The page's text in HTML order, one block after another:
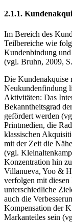
2.1.1.
Im Bereich des
Teilbereiche wie
Kundenbindung
(vgl. Bruhn, 2009,
Die Kundenakquise
Neukundenfindung
Aktivitäten: Das
Bekanntheitsgrad
gefördert werden
Printmedien, die
klassischen
mit der Zeit die
(vgl.
Konzentration hin
Villanueva, Yoo &
verfolgen mit
unterschiedliche
auch die
Kompensation der
Markanteiles sein